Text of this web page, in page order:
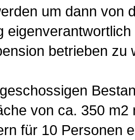
um dann von
eigenverantwortlich
betrieben zu
von ca. 350 m2
für 10 Personen